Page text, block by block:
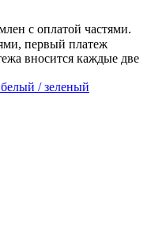
с оплатой частями.
первый платеж
вносится каждые две
/ зеленый